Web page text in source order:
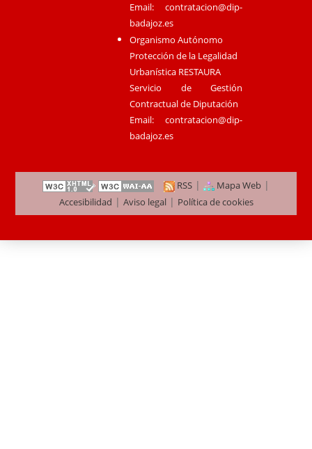
Email:contratacion@dip-
badajoz.es
Organismo Autónomo
Protección de la Legalidad
Urbanística RESTAURA
Servicio de Gestión
Contractual de Diputación
Email:contratacion@dip-
badajoz.es
RSS | Mapa Web |
Accesibilidad | Aviso legal| Política de cookies